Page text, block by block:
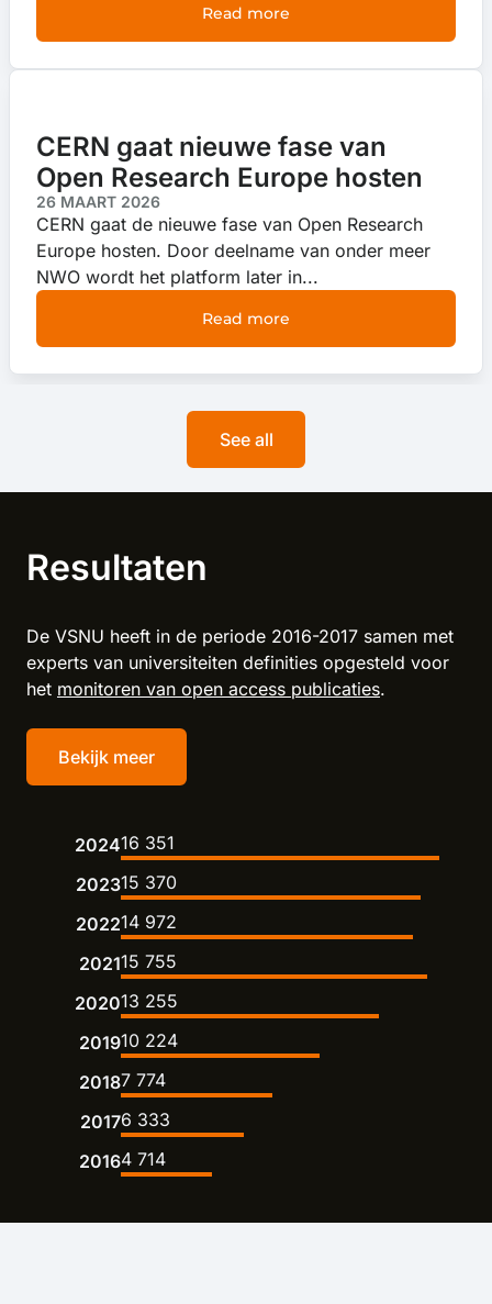
Read more
CERN gaat nieuwe fase van
Open Research Europe hosten
26 MAART 2026
CERN gaat de nieuwe fase van Open Research
Europe hosten. Door deelname van onder meer
NWO wordt het platform later in...
Read more
See all
Resultaten
De VSNU heeft in de periode 2016-2017 samen met
experts van universiteiten definities opgesteld voor
het monitoren van open access publicaties.
Bekijk meer
202416 351
202315 370
202214 972
202115 755
202013 255
201910 224
20187 774
20176 333
20164 714